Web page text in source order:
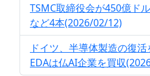
TSMC取締役会が450億ド
など4本(2026/02/12)
ドイツ、半導体製造の復
EDAは仏AI企業を買収